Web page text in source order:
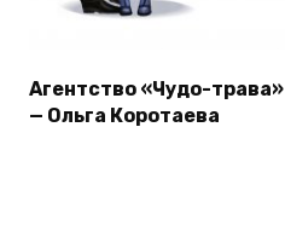
Агентство «Чудо-трава»
— Ольга Коротаева